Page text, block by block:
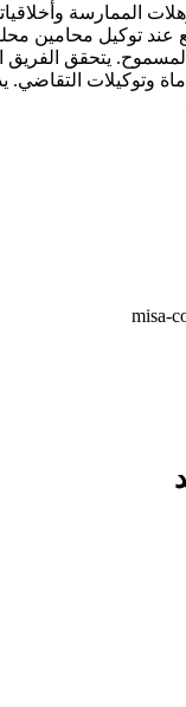
الممارسة
عند توكيل محامين
يتحقق الفريق
وتوكيلات التقاضي.
misa-